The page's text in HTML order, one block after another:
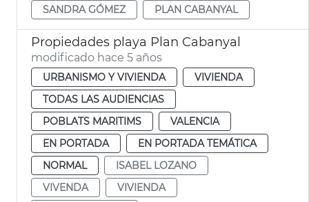
SANDRA GÓMEZ
PLAN CABANYAL
Propiedades playa Plan Cabanyal
modificado hace 5 años
URBANISMO Y VIVIENDA
VIVIENDA
TODAS LAS AUDIENCIAS
POBLATS MARITIMS
VALENCIA
EN PORTADA
EN PORTADA TEMÁTICA
NORMAL
ISABEL LOZANO
VIVENDA
VIVIENDA